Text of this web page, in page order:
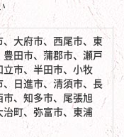
大府市、西尾市、東
田市、蒲郡市、瀬戸
立市、半田市、小牧
日進市、清須市、長
、知多市、尾張旭
治町、弥富市、東浦